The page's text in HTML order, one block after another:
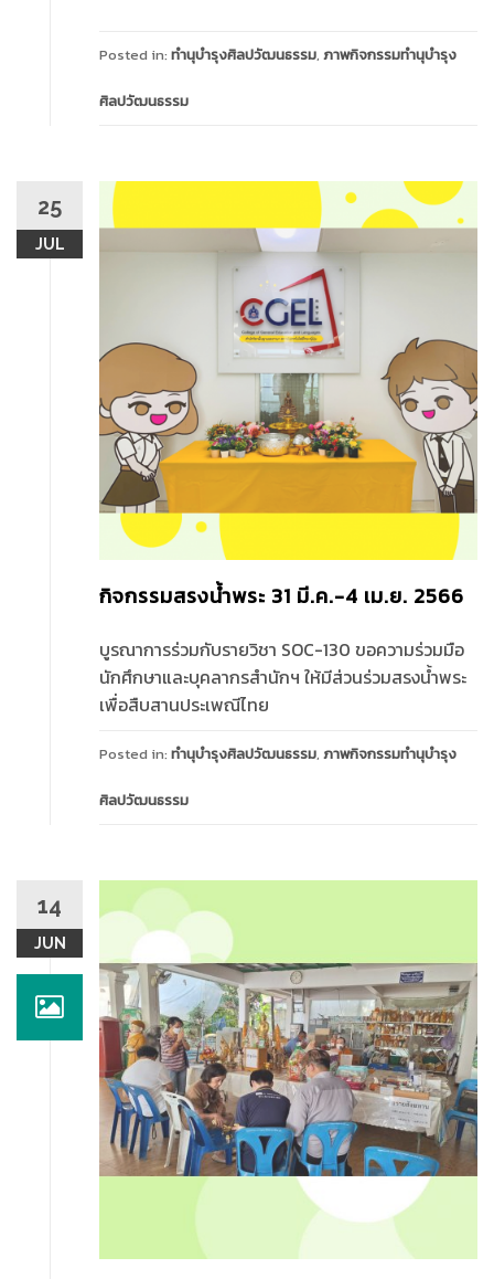
Posted in: ทำนุบำรุงศิลปวัฒนธรรม, ภาพกิจกรรมทำนุบำรุง
ศิลปวัฒนธรรม
25
JUL
กิจกรรมสรงน้ำพระ 31 มี.ค.-4 เม.ย. 2566
บูรณาการร่วมกับรายวิชา SOC-130 ขอความร่วมมือ
นักศึกษาและบุคลากรสำนักฯ ให้มีส่วนร่วมสรงน้ำพระ
เพื่อสืบสานประเพณีไทย
Posted in: ทำนุบำรุงศิลปวัฒนธรรม, ภาพกิจกรรมทำนุบำรุง
ศิลปวัฒนธรรม
14
JUN